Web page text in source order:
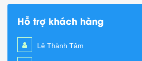
Hỗ trợ khách hàng
Lê Thành Tâm